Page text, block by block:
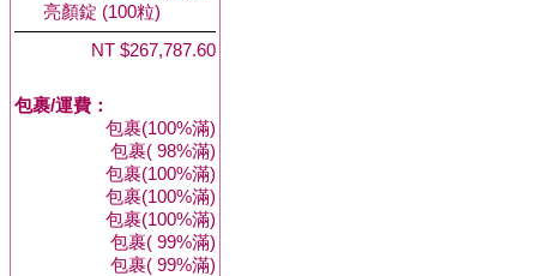
亮顏錠 (100粒)
NT $267,787.60
包裹/運費：
包裹(100%滿)
包裹( 98%滿)
包裹(100%滿)
包裹(100%滿)
包裹(100%滿)
包裹( 99%滿)
包裹( 99%滿)